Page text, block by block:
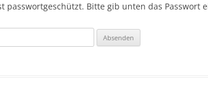
passwortgeschützt. Bitte gib unten das Passwort